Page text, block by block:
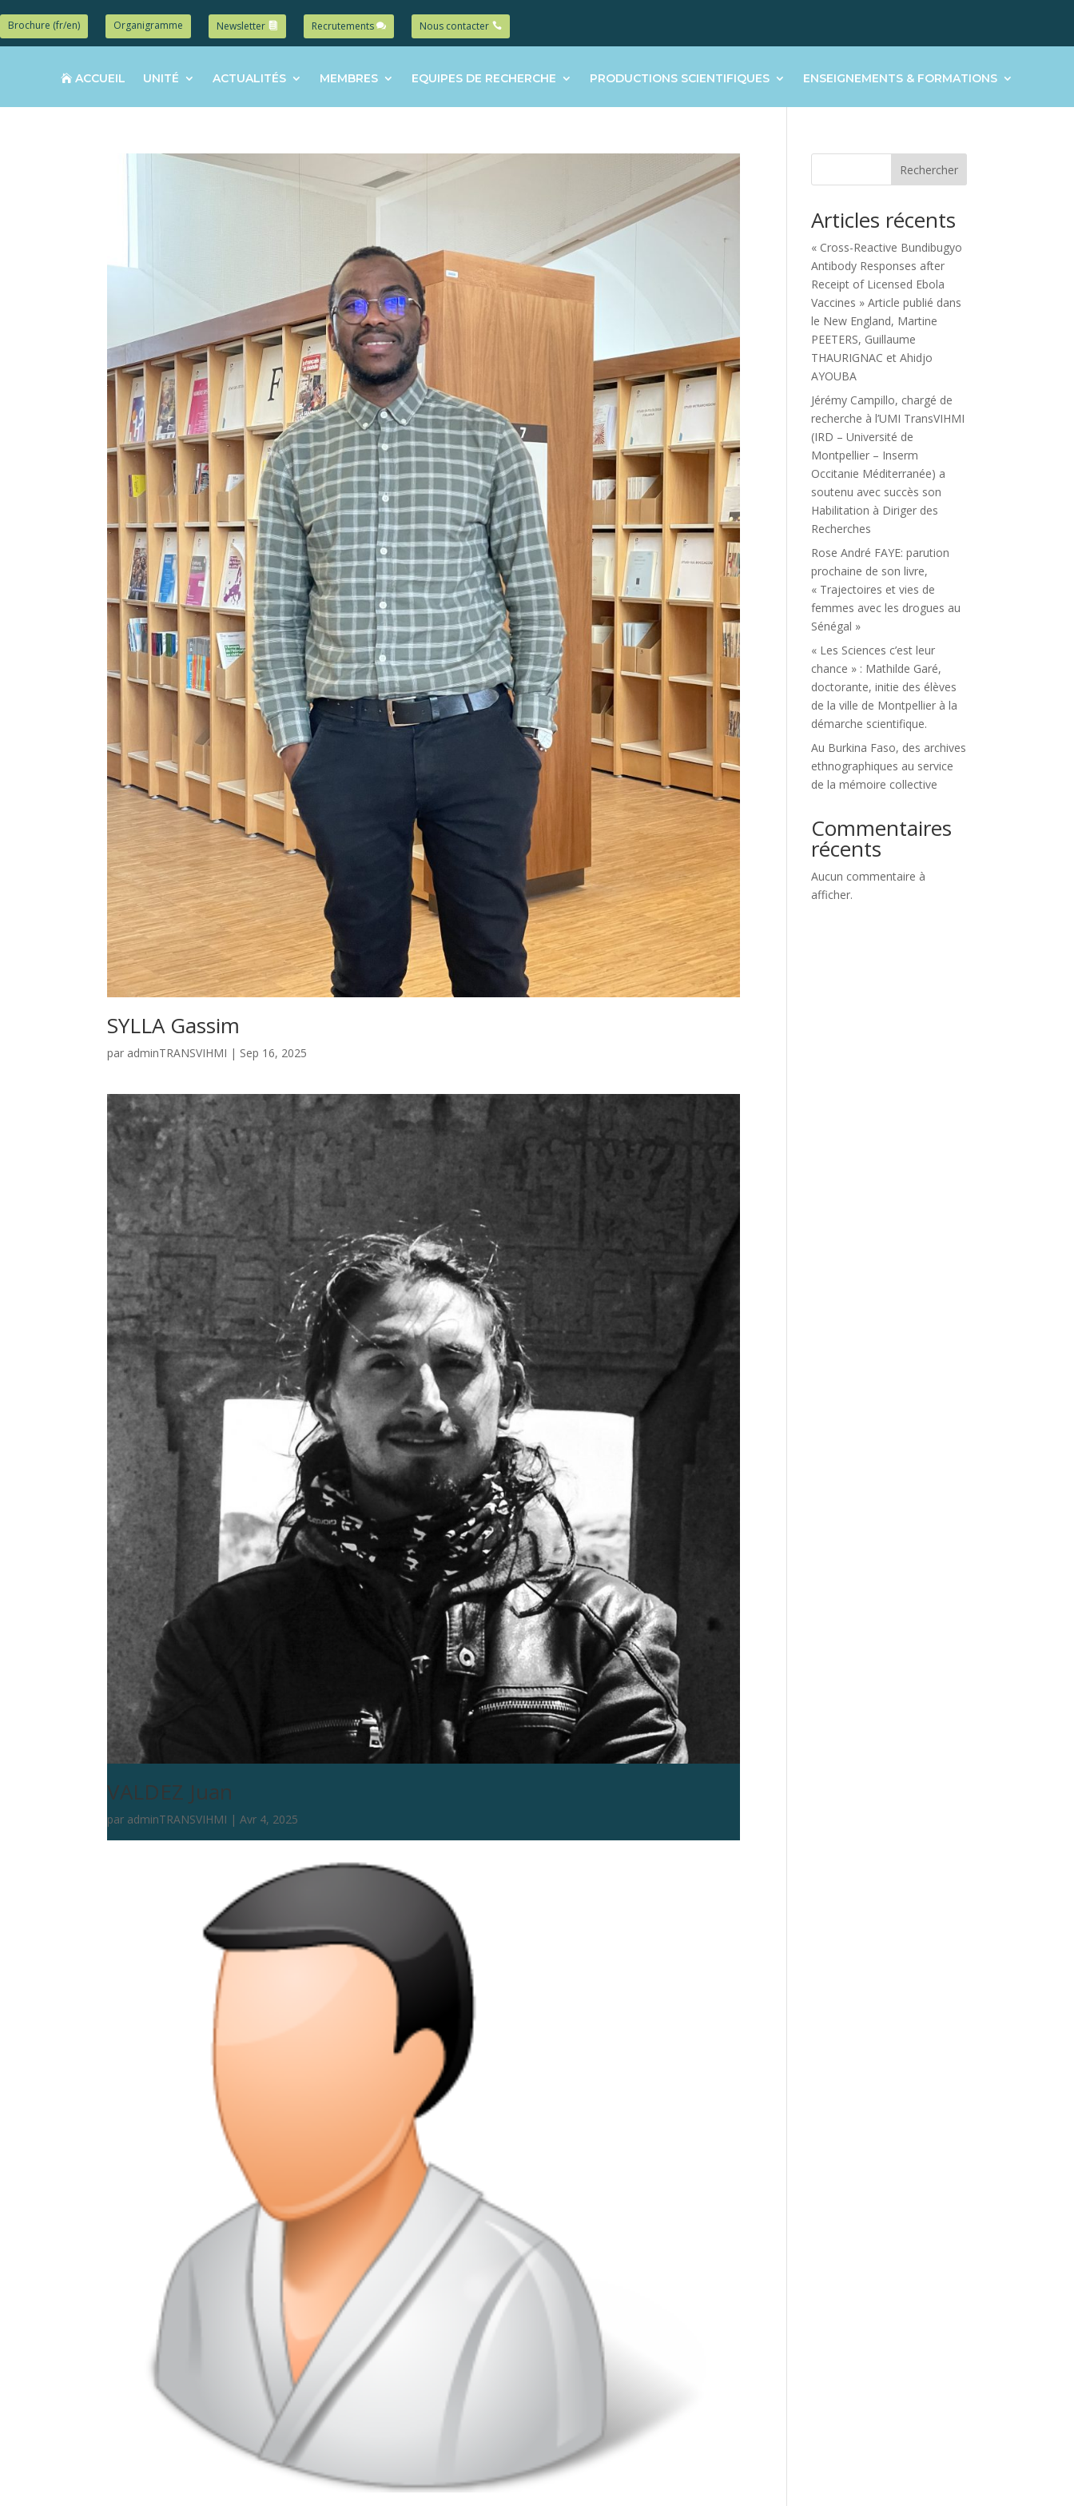
Brochure (fr/en) Organigramme Newsletter Recrutements Nous contacter
ACCUEIL UNITÉ ACTUALITÉS MEMBRES EQUIPES DE RECHERCHE PRODUCTIONS SCIENTIFIQUES ENSEIGNEMENTS & FORMATIONS
SYLLA Gassim
par adminTRANSVIHMI | Sep 16, 2025
VALDEZ Juan
par adminTRANSVIHMI |Avr 4, 2025
Rechercher
Articles récents
« Cross-Reactive Bundibugyo
Antibody Responses after
Receipt of Licensed Ebola
Vaccines » Article publié dans
le New England, Martine
PEETERS, Guillaume
THAURIGNAC et Ahidjo
AYOUBA
Jérémy Campillo, chargé de
recherche à l’UMI TransVIHMI
(IRD – Université de
Montpellier – Inserm
Occitanie Méditerranée) a
soutenu avec succès son
Habilitation à Diriger des
Recherches
Rose André FAYE: parution
prochaine de son livre,
« Trajectoires et vies de
femmes avec les drogues au
Sénégal »
« Les Sciences c’est leur
chance » : Mathilde Garé,
doctorante, initie des élèves
de la ville de Montpellier à la
démarche scientifique.
Au Burkina Faso, des archives
ethnographiques au service
de la mémoire collective
Commentaires
récents
Aucun commentaire à
afficher.